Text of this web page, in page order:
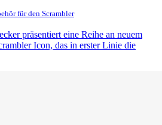
für den Scrambler
präsentiert eine Reihe an neuem
Icon, das in erster Linie die